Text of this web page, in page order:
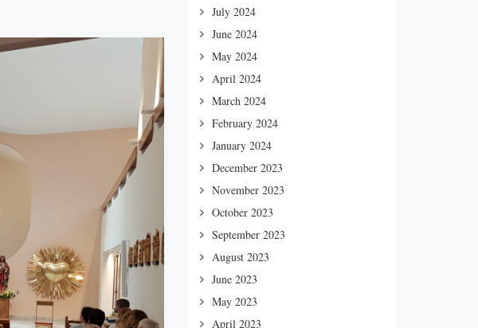
July 2024
June 2024
May 2024
April 2024
March 2024
February 2024
January 2024
December 2023
November 2023
October 2023
September 2023
August 2023
June 2023
May 2023
April 2023